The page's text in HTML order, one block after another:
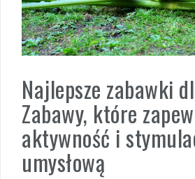
Najlepsze zabawki
Zabawy, które
aktywność i
umysłową